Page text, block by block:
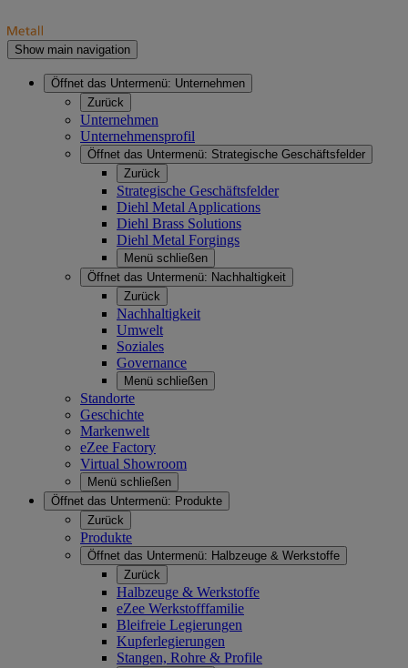
Show main navigation
Öffnet das Untermenü: Unternehmen
Zurück
Unternehmen
Unternehmensprofil
Öffnet das Untermenü: Strategische Geschäftsfelder
Zurück
Strategische Geschäftsfelder
Diehl Metal Applications
Diehl Brass Solutions
Diehl Metal Forgings
Menü schließen
Öffnet das Untermenü: Nachhaltigkeit
Zurück
Nachhaltigkeit
Umwelt
Soziales
Governance
Menü schließen
Standorte
Geschichte
Markenwelt
eZee Factory
Virtual Showroom
Menü schließen
Öffnet das Untermenü: Produkte
Zurück
Produkte
Öffnet das Untermenü: Halbzeuge & Werkstoffe
Zurück
Halbzeuge & Werkstoffe
eZee Werkstofffamilie
Bleifreie Legierungen
Kupferlegierungen
Stangen, Rohre & Profile